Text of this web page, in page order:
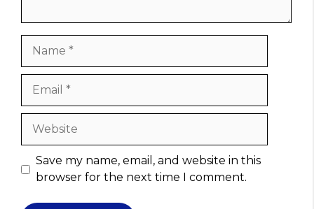
Website
Save my name, email, and website in this
browser for the next time I comment.